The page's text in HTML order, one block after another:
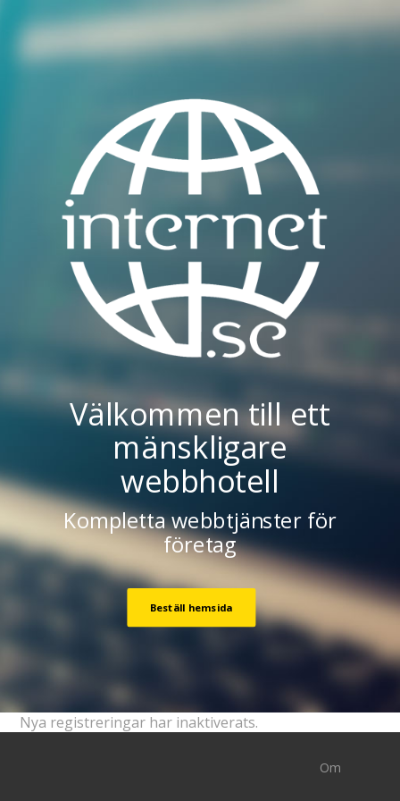
Välkommen till ett
mänskligare
webbhotell
Kompletta webbtjänster för
företag
Beställ hemsida
Nya registreringar har inaktiverats.
Om